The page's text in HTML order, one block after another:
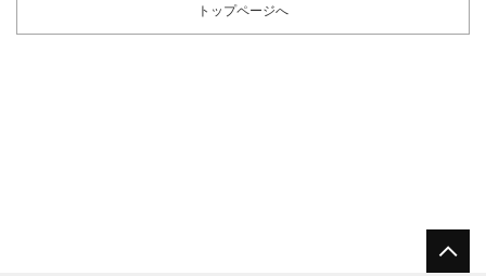
トップページへ